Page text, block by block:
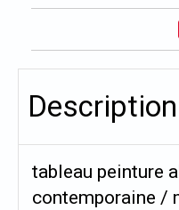
Description
tableau peinture
contemporaine /